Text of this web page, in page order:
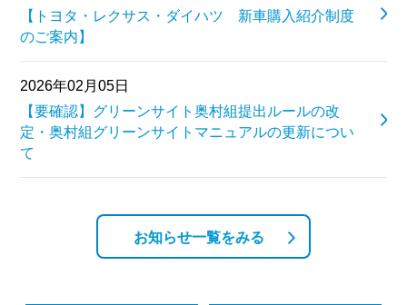
【トヨタ・レクサス・ダイハツ 新車購入紹介制度
のご案内】
2026年02月05日
【要確認】グリーンサイト奥村組提出ルールの改
定・奥村組グリーンサイトマニュアルの更新につい
て
お知らせ一覧をみる